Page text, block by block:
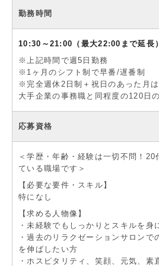
勤務時間
10:30～21:00（最大22:00まで延長）
※上記時間で週5日勤務
※1ヶ月のシフト制で早番/遅番制
※完全週休2日制＋祝日のあった月は
大手企業の事務職と同程度の120日
応募資格
＜学歴・年齢・経験は一切不問！20
ている職場です＞
【必要な要件・スキル】
特になし
【求める人物像】
・未経験でもしっかりとスキルを身
・過去のリラクゼーションサロンで
を伸ばしたい方
・ホスピタリティ、笑顔、元気、素